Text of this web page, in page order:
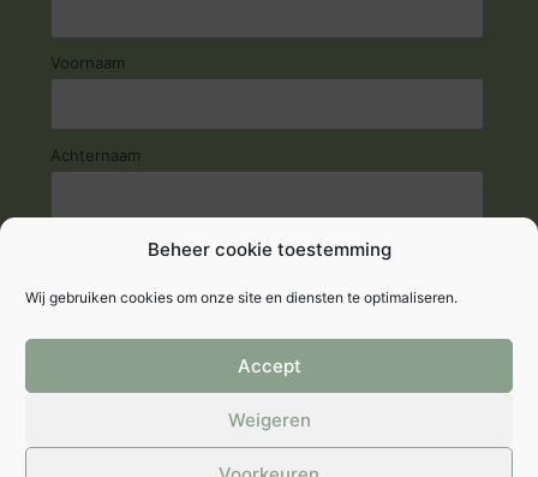
Beheer cookie toestemming
Wij gebruiken cookies om onze site en diensten te optimaliseren.
Accept
Weigeren
Voornaam
Achternaam
© 2026 Fyto-Life
|Cookie verklaring